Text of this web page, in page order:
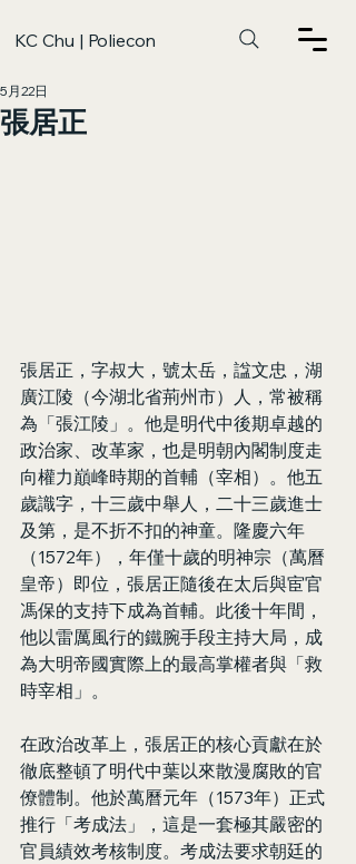
KC Chu | Poliecon
張居正
5月22日
張居正，字叔大，號太岳，諡文忠，湖
廣江陵（今湖北省荊州市）人，常被稱
為「張江陵」。他是明代中後期卓越的
政治家、改革家，也是明朝內閣制度走
向權力巔峰時期的首輔（宰相）。他五
歲識字，十三歲中舉人，二十三歲進士
及第，是不折不扣的神童。隆慶六年
（1572年），年僅十歲的明神宗（萬曆
皇帝）即位，張居正隨後在太后與宦官
馮保的支持下成為首輔。此後十年間，
他以雷厲風行的鐵腕手段主持大局，成
為大明帝國實際上的最高掌權者與「救
時宰相」。
在政治改革上，張居正的核心貢獻在於
徹底整頓了明代中葉以來散漫腐敗的官
僚體制。他於萬曆元年（1573年）正式
推行「考成法」，這是一套極其嚴密的
官員績效考核制度。考成法要求朝廷的